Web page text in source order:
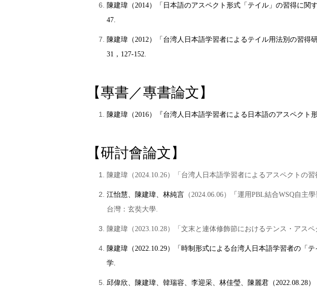
陳建瑋（2014）「日本語のアスペクト形式「テイル」の習得に関
47.
陳建瑋（2012）「台湾人日本語学習者によるテイル用法別の習得
31，127-152.
【專書 ／專書論文 】
陳建瑋（2016）『台湾人日本語学習者による日本語のアスペク
【研討會論文】
陳建瑋 （ 2024 1 0. 26） 「台湾人日本語学習者によるアスペクトの習
江怡慧、陳建瑋、林純言 （ 2024 .06.06） 「 運用PBL結合WSQ自主
台灣：玄奘大學.
陳建瑋 （ 2023 1 0. 28） 「文末と連体修飾節におけるテンス・アスペ
陳建瑋（2022.10.29）「時制形式による台湾人日本語学習者の「
学.
邱偉欣、陳建瑋、韓瑞容、李迎采、林佳瑩、陳麗君（2022.08.28